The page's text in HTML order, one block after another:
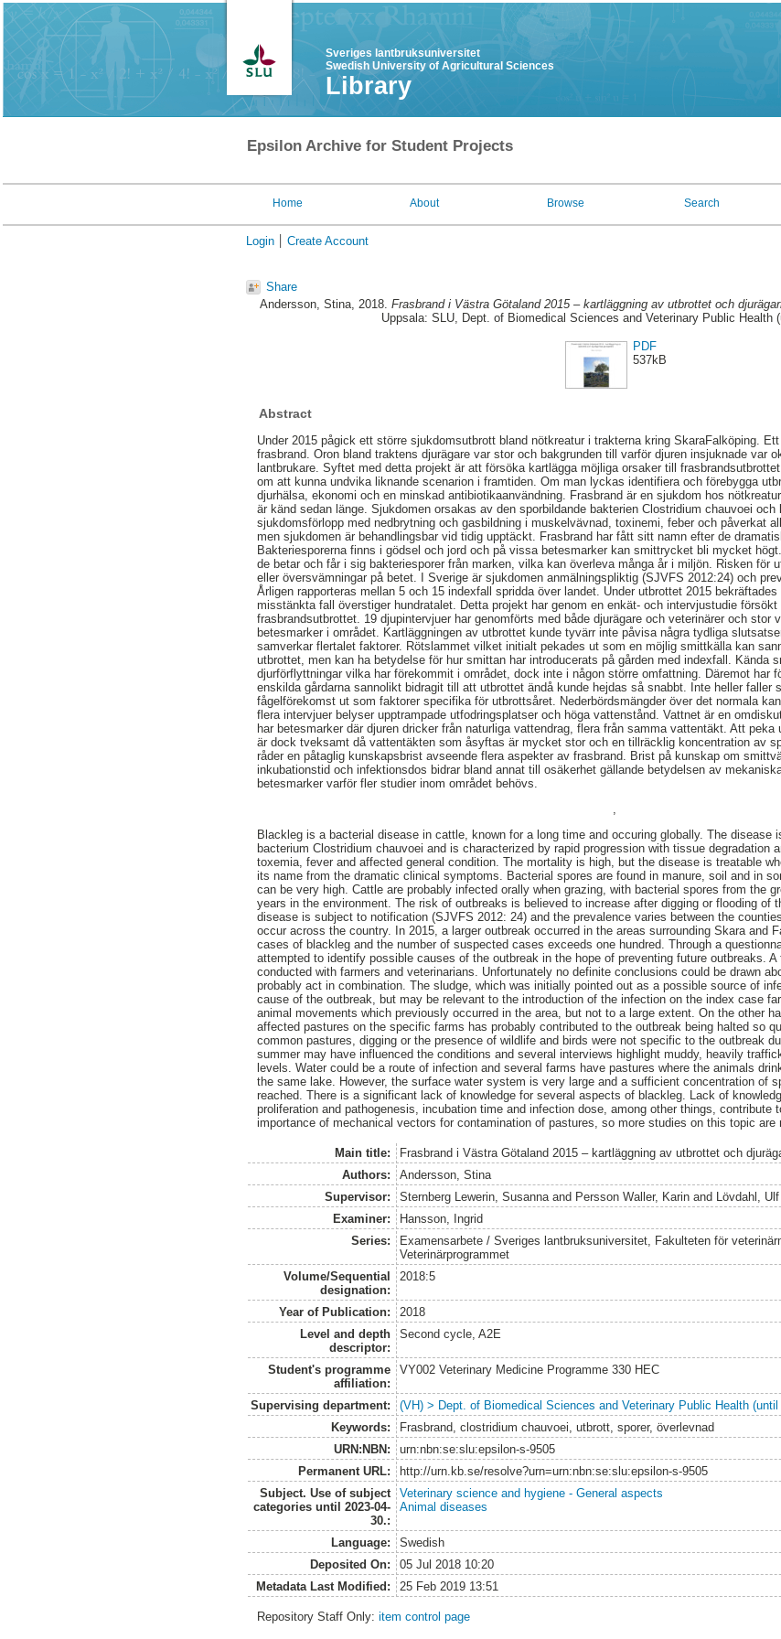
Sveriges lantbruksuniversitet
Swedish University of Agricultural Sciences
Library
Epsilon Archive for Student Projects
Home About Browse Search
Login Create Account
Share
Andersson, Stina, 2018. Frasbrand i Västra Götaland 2015 – kartläggning av utbrottet och
Uppsala: SLU, Dept. of Biomedical Sciences and Veterinary Public Health
PDF
537kB
Abstract
Under 2015 pågick ett större sjukdomsutbrott bland nötkreatur i trakterna kring SkaraFalköping.
frasbrand. Oron bland traktens djurägare var stor och bakgrunden till varför djuren insjuknade var
lantbrukare. Syftet med detta projekt är att försöka kartlägga möjliga orsaker till
om att kunna undvika liknande scenarion i framtiden. Om man lyckas identifiera och förebygga
djurhälsa, ekonomi och en minskad antibiotikaanvändning. Frasbrand är en sjukdom hos
är känd sedan länge. Sjukdomen orsakas av den sporbildande bakterien Clostridium chauvoei
sjukdomsförlopp med nedbrytning och gasbildning i muskelvävnad, toxinemi, feber och påverkat
men sjukdomen är behandlingsbar vid tidig upptäckt. Frasbrand har fått sitt namn efter de
Bakteriesporerna finns i gödsel och jord och på vissa betesmarker kan smittrycket bli mycket
de betar och får i sig bakteriesporer från marken, vilka kan överleva många år i miljön. Risken för
eller översvämningar på betet. I Sverige är sjukdomen anmälningspliktig (SJVFS 2012:24) och
Årligen rapporteras mellan 5 och 15 indexfall spridda över landet. Under utbrottet 2015
misstänkta fall överstiger hundratalet. Detta projekt har genom en enkät- och intervjustudie försökt
frasbrandsutbrottet. 19 djupintervjuer har genomförts med både djurägare och veterinärer och stor
betesmarker i området. Kartläggningen av utbrottet kunde tyvärr inte påvisa några tydliga
samverkar flertalet faktorer. Rötslammet vilket initialt pekades ut som en möjlig smittkälla kan
utbrottet, men kan ha betydelse för hur smittan har introducerats på gården med indexfall. Kända
djurförflyttningar vilka har förekommit i området, dock inte i någon större omfattning. Däremot har
enskilda gårdarna sannolikt bidragit till att utbrottet ändå kunde hejdas så snabbt. Inte heller faller
fågelförekomst ut som faktorer specifika för utbrottsåret. Nederbördsmängder över det normala
flera intervjuer belyser upptrampade utfodringsplatser och höga vattenstånd. Vattnet är en
har betesmarker där djuren dricker från naturliga vattendrag, flera från samma vattentäkt. Att
är dock tveksamt då vattentäkten som åsyftas är mycket stor och en tillräcklig koncentration av
råder en påtaglig kunskapsbrist avseende flera aspekter av frasbrand. Brist på kunskap om
inkubationstid och infektionsdos bidrar bland annat till osäkerhet gällande betydelsen av
betesmarker varför fler studier inom området behövs.
Blackleg is a bacterial disease in cattle, known for a long time and occuring globally. The disease
bacterium Clostridium chauvoei and is characterized by rapid progression with tissue degradation
toxemia, fever and affected general condition. The mortality is high, but the disease is treatable
its name from the dramatic clinical symptoms. Bacterial spores are found in manure, soil and in
can be very high. Cattle are probably infected orally when grazing, with bacterial spores from the
years in the environment. The risk of outbreaks is believed to increase after digging or flooding of
disease is subject to notification (SJVFS 2012: 24) and the prevalence varies between the
occur across the country. In 2015, a larger outbreak occurred in the areas surrounding Skara and
cases of blackleg and the number of suspected cases exceeds one hundred. Through a
attempted to identify possible causes of the outbreak in the hope of preventing future outbreaks.
conducted with farmers and veterinarians. Unfortunately no definite conclusions could be drawn
probably act in combination. The sludge, which was initially pointed out as a possible source of
cause of the outbreak, but may be relevant to the introduction of the infection on the index case
animal movements which previously occurred in the area, but not to a large extent. On the other
affected pastures on the specific farms has probably contributed to the outbreak being halted so
common pastures, digging or the presence of wildlife and birds were not specific to the outbreak
summer may have influenced the conditions and several interviews highlight muddy, heavily
levels. Water could be a route of infection and several farms have pastures where the animals
the same lake. However, the surface water system is very large and a sufficient concentration of
reached. There is a significant lack of knowledge for several aspects of blackleg. Lack of
proliferation and pathogenesis, incubation time and infection dose, among other things, contribute
importance of mechanical vectors for contamination of pastures, so more studies on this topic are
Main title:
Frasbrand i Västra Götaland 2015 – kartläggning av utbrottet och
Authors:
Andersson, Stina
Supervisor:
Sternberg Lewerin, Susannaand Persson Waller, Karinand Lövdahl, Ulf
Examiner:
Hansson, Ingrid
Series:
Examensarbete / Sveriges lantbruksuniversitet, Fakulteten för
Veterinärprogrammet
Volume/Sequential
designation:
2018:5
Year of Publication:
2018
Level and depth
descriptor:
Second cycle, A2E
Student's programme
affiliation:
VY002 Veterinary Medicine Programme 330 HEC
Supervising department:
(VH) > Dept. of Biomedical Sciences and Veterinary Public Health (until
Keywords:
Frasbrand, clostridium chauvoei, utbrott, sporer, överlevnad
URN:NBN:
urn:nbn:se:slu:epsilon-s-9505
Permanent URL:
http://urn.kb.se/resolve?urn=urn:nbn:se:slu:epsilon-s-9505
Subject. Use of subject
categories until 2023-04-
30.:
Veterinary science and hygiene - General aspects
Animal diseases
Language:
Swedish
Deposited On:
05 Jul 2018 10:20
Metadata Last Modified:
25 Feb 2019 13:51
Repository Staff Only:item control page